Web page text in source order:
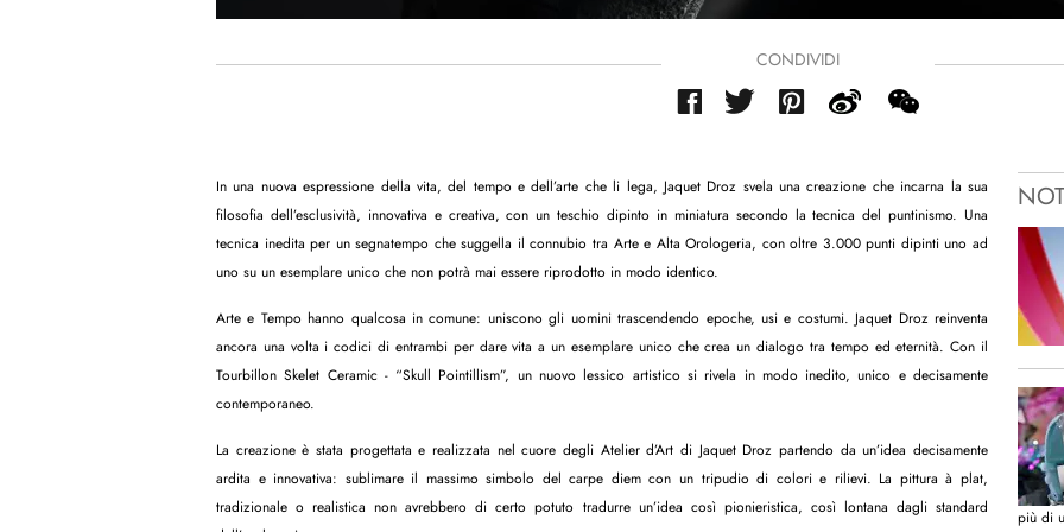
CONDIVIDI
In una nuova espressione della vita, del tempo e dell’arte che li lega, Jaquet Droz svela una creazione che incarna la sua
filosofia dell’esclusività, innovativa e creativa, con un teschio dipinto in miniatura secondo la tecnica del puntinismo. Una
tecnica inedita per un segnatempo che suggella il connubio tra Arte e Alta Orologeria, con oltre 3.000 punti dipinti uno ad
uno su un esemplare unico che non potrà mai essere riprodotto in modo identico.
Arte e Tempo hanno qualcosa in comune: uniscono gli uomini trascendendo epoche, usi e costumi. Jaquet Droz reinventa
ancora una volta i codici di entrambi per dare vita a un esemplare unico che crea un dialogo tra tempo ed eternità. Con il
Tourbillon Skelet Ceramic - “Skull Pointillism”, un nuovo lessico artistico si rivela in modo inedito, unico e decisamente
contemporaneo.
La creazione è stata progettata e realizzata nel cuore degli Atelier d’Art di Jaquet Droz partendo da un’idea decisamente
ardita e innovativa: sublimare il massimo simbolo del carpe diem con un tripudio di colori e rilievi. La pittura à plat,
tradizionale o realistica non avrebbero di certo potuto tradurre un’idea così pionieristica, così lontana dagli standard
più di